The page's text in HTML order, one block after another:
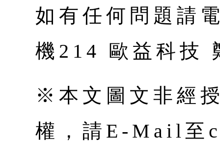
如有任何問題請
機214 歐益科技
※本文圖文非經
權，請E-Mail至